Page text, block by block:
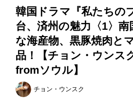
韓国ドラマ『私たちの
台、済州の魅力〈1〉
な海産物、黒豚焼肉と
品！【チョン・ウンス
fromソウル】
チョン・ウンスク